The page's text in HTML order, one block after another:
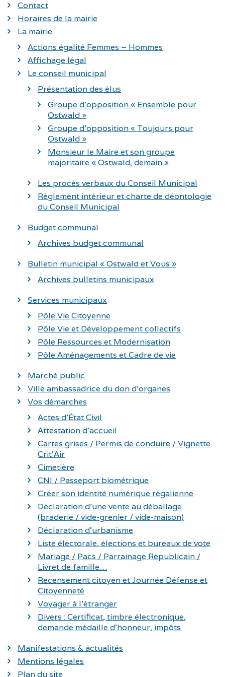
Contact
Horaires de la mairie
La mairie
Actions égalité Femmes – Hommes
Affichage légal
Le conseil municipal
Présentation des élus
Groupe d’opposition « Ensemble pour
Ostwald »
Groupe d’opposition « Toujours pour
Ostwald »
Monsieur le Maire et son groupe
majoritaire « Ostwald, demain »
Les procès verbaux du Conseil Municipal
Règlement intérieur et charte de déontologie
du Conseil Municipal
Budget communal
Archives budget communal
Bulletin municipal « Ostwald et Vous »
Archives bulletins municipaux
Services municipaux
Pôle Vie Citoyenne
Pôle Vie et Développement collectifs
Pôle Ressources et Modernisation
Pôle Aménagements et Cadre de vie
Marché public
Ville ambassadrice du don d’organes
Vos démarches
Actes d’État Civil
Attestation d’accueil
Cartes grises / Permis de conduire / Vignette
Crit’Air
Cimetière
CNI / Passeport biométrique
Créer son identité numérique régalienne
Déclaration d’une vente au déballage
(braderie / vide-grenier / vide-maison)
Déclaration d’urbanisme
Liste électorale, élections et bureaux de vote
Mariage / Pacs / Parrainage Républicain /
Livret de famille…
Recensement citoyen et Journée Défense et
Citoyenneté
Voyager à l’étranger
Divers : Certificat, timbre électronique,
demande médaille d’honneur, impôts
Manifestations & actualités
Mentions légales
Plan du site